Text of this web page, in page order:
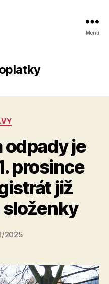
Menu
odpady je
prosince
již
Autor
příspěvku
A
u
t
o
a
s
o
2025